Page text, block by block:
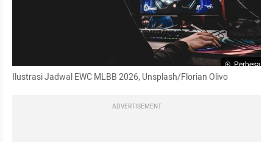
Perbesar
Ilustrasi Jadwal EWC MLBB 2026, Unsplash/Florian Olivo
ADVERTISEMENT